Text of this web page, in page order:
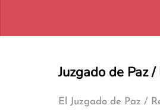
Juzgado de Paz
El Juzgado de Paz /